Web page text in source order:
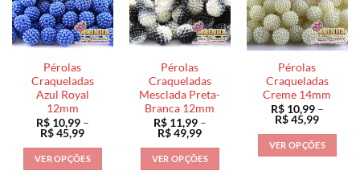
opções
podem
ser
escolhidas
na
página
do
produto
As
opções
podem
ser
escolhidas
na
página
do
produto
As
opções
podem
ser
escolhidas
na
página
do
produto
Pérolas
Craqueladas
Azul Royal
12mm
R$10,99 –
R$45,99Faixa
preço:
R$ 10,99
através
VER OPÇÕES
Pérolas
Craqueladas
Mesclada Preta-
Branca 12mm
R$11,99 –
R$49,99Faixa
preço:
R$ 11,99
através
VER OPÇÕES
Pérolas
Craqueladas
Creme 14mm
R$10,99 –
R$45,99Faixa
preço:
R$
através
VER OPÇÕES